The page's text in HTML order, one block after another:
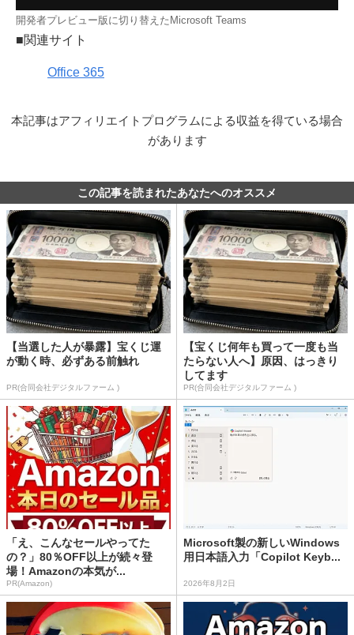
開発者プレビュー版に切り替えたMicrosoft Teams
■関連サイト
Office 365
本記事はアフィリエイトプログラムによる収益を得ている場合
があります
この記事を読まれたあなたへのオススメ
【当選した人が暴露】宝くじ運
が動く時、必ずある前触れ
PR(合同会社デジタルファーム )
【宝くじ何年も買って一度も当
たらない人へ】原因、はっきり
してます
PR(合同会社デジタルファーム )
「え、こんなセールやってた
の？」80％OFF以上が続々登
場！Amazonの本気が...
PR(Amazon)
Microsoft製の新しいWindows
用日本語入力「Copilot Keyb...
2026年8月2日